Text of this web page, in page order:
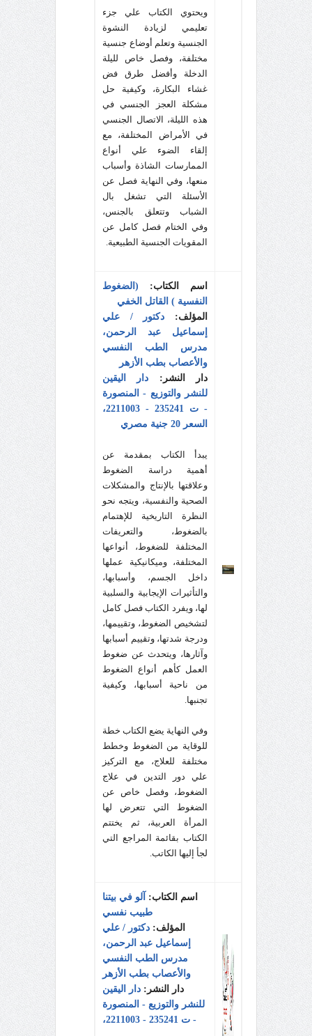
ويحتوي الكتاب علي جزء
تعليمي لزيادة النشوة
الجنسية وتعلم أوضاع جنسية
مختلفة، وفصل خاص لليلة
الدخلة وأفضل طرق فض
غشاء البكارة، وكيفية حل
مشكلة العجز الجنسي في
هذه الليلة، الاتصال الجنسي
في الأمراض المختلفة، مع
إلقاء الضوء علي أنواع
الممارسات الشاذة وأسباب
منعها، وفي النهاية فصل عن
الأسئلة التي تشغل بال
الشباب وتتعلق بالجنس،
وفي الختام فصل كامل عن
المقويات الجنسية الطبيعية.
اسم الكتاب: (الضغوط
النفسية ) القاتل الخفي
المؤلف: دكتور / علي
إسماعيل عبد الرحمن،
مدرس الطب النفسي
والأعصاب بطب الأزهر
دار النشر: دار اليقين
للنشر والتوزيع - المنصورة
- ت 235241 - 2211003،
السعر 20 جنية مصري
يبدأ الكتاب بمقدمة عن
أهمية دراسة الضغوط
وعلاقتها بالإنتاج والمشكلات
الصحية والنفسية، ويتجه نحو
النظرة التاريخية للإهتمام
بالضغوط، والتعريفات
المختلفة للضغوط، أنواعها
المختلفة، وميكانيكية عملها
داخل الجسم، وأسبابها،
والتأثيرات الإيجابية والسلبية
لها، ويفرد الكتاب فصل كامل
لتشخيص الضغوط، وتقييمها،
ودرجة شدتها، وتقييم أسبابها
وآثارها، ويتحدث عن ضغوط
العمل كأهم أنواع الضغوط
من ناحية أسبابها، وكيفية
تجنبها.
وفي النهاية يضع الكتاب خطة
للوقاية من الضغوط وخطط
مختلفة للعلاج، مع التركيز
علي دور التدين في علاج
الضغوط، وفصل خاص عن
الضغوط التي تتعرض لها
المرأة العربية، ثم يختتم
الكتاب بقائمة المراجع التي
لجأ إليها الكاتب.
اسم الكتاب: آلو في بيتنا
طبيب نفسي
المؤلف: دكتور / علي
إسماعيل عبد الرحمن،
مدرس الطب النفسي
والأعصاب بطب الأزهر
دار النشر: دار اليقين
للنشر والتوزيع - المنصورة
- ت 235241 - 2211003،